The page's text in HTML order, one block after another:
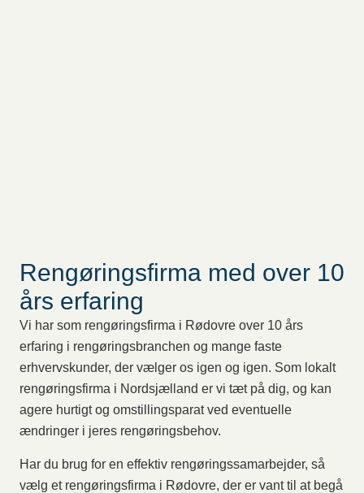
Rengøringsfirma med over 10
års erfaring
Vi har som rengøringsfirma i Rødovre over 10 års
erfaring i rengøringsbranchen og mange faste
erhvervskunder, der vælger os igen og igen. Som lokalt
rengøringsfirma i Nordsjælland er vi tæt på dig, og kan
agere hurtigt og omstillingsparat ved eventuelle
ændringer i jeres rengøringsbehov.
Har du brug for en effektiv rengøringssamarbejder, så
vælg et rengøringsfirma i Rødovre, der er vant til at begå